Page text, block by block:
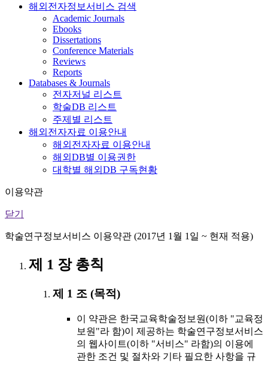
해외전자정보서비스 검색
Academic Journals
Ebooks
Dissertations
Conference Materials
Reviews
Reports
Databases & Journals
전자저널 리스트
학술DB 리스트
주제별 리스트
해외전자자료 이용안내
해외전자자료 이용안내
해외DB별 이용권한
대학별 해외DB 구독현황
이용약관
닫기
학술연구정보서비스 이용약관 (2017년 1월 1일 ~ 현재 적용)
제 1 장 총칙
제 1 조 (목적)
이 약관은 한국교육학술정보원(이하 "교육정
보원"라 함)이 제공하는 학술연구정보서비스
의 웹사이트(이하 "서비스" 라함)의 이용에
관한 조건 및 절차와 기타 필요한 사항을 규